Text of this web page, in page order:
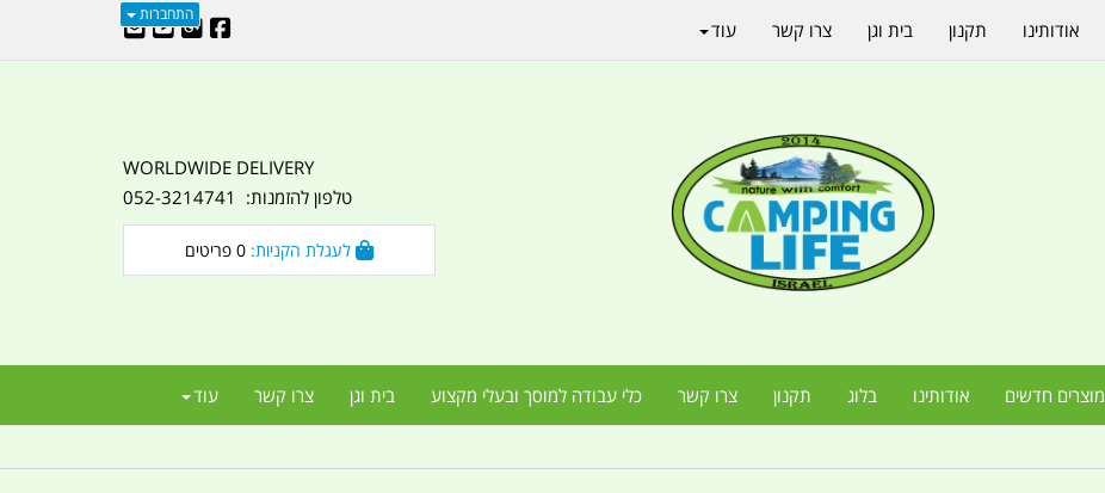
התחברות
WORLDWIDE DELIVERY
טלפון להזמנות: 052-3214741
0
מוצרים חדשים אודותינו בלוג תקנון צרו קשר כלי עבודה למוסך ובעלי מקצוע בית וגן צרו קשר עוד
אודותינו תקנון בית וגן צרו קשר עוד